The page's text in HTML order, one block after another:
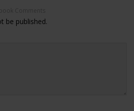
be published.